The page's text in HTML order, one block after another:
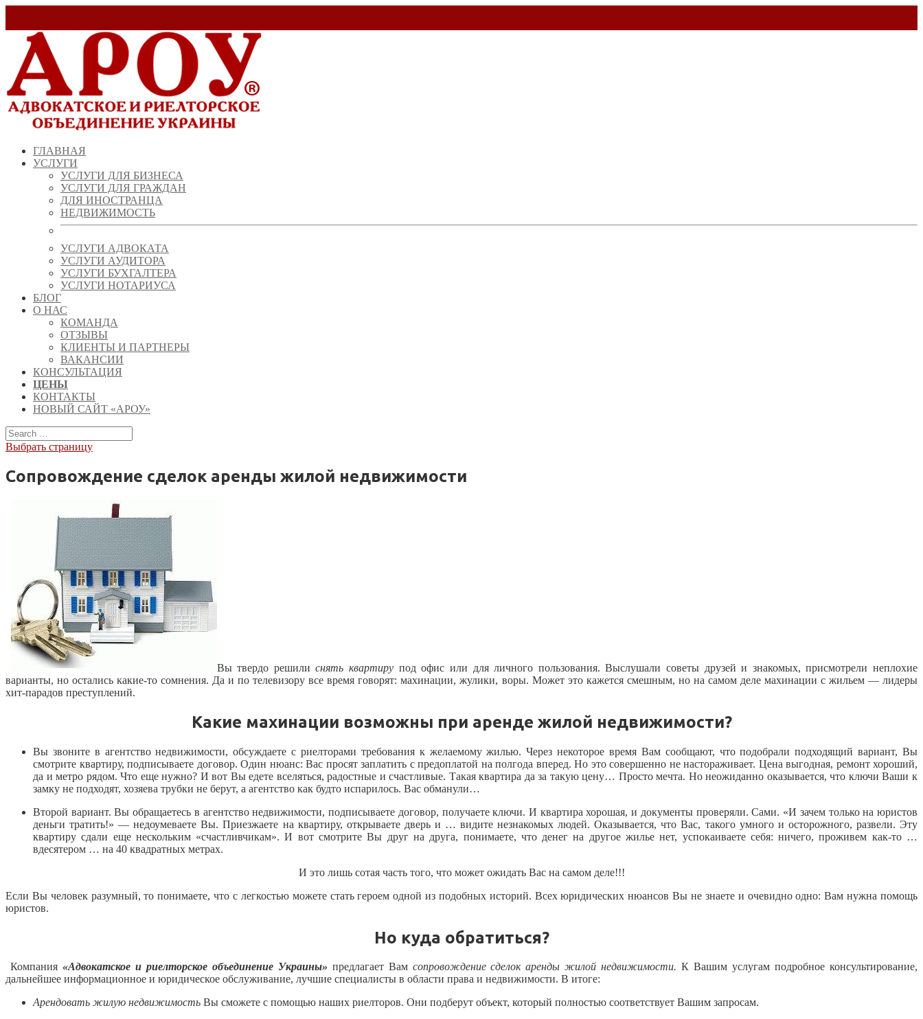
ГЛАВНАЯ
УСЛУГИ
УСЛУГИ ДЛЯ БИЗНЕСА
УСЛУГИ ДЛЯ ГРАЖДАН
ДЛЯ ИНОСТРАНЦА
НЕДВИЖИМОСТЬ
УСЛУГИ АДВОКАТА
УСЛУГИ АУДИТОРА
УСЛУГИ БУХГАЛТЕРА
УСЛУГИ НОТАРИУСА
БЛОГ
О НАС
КОМАНДА
ОТЗЫВЫ
КЛИЕНТЫ И ПАРТНЕРЫ
ВАКАНСИИ
КОНСУЛЬТАЦИЯ
ЦЕНЫ
КОНТАКТЫ
НОВЫЙ САЙТ «АРОУ»
Выбрать страницу
Сопровождение сделок аренды жилой недвижимости
Вы твердо решилиснять квартиру под офис или для личного пользования. Выслушали советы друзей и знакомых, присмотрели неплохие
варианты, но остались какие-то сомнения. Да и по телевизору все время говорят: махинации, жулики, воры. Может это кажется смешным, но на самом деле махинации с жильем — лидеры
хит-парадов преступлений.
Какие махинации возможны при аренде жилой недвижимости?
Вы звоните в агентство недвижимости, обсуждаете с риелторами требования к желаемому жилью. Через некоторое время Вам сообщают, что подобрали подходящий вариант, Вы
смотрите квартиру, подписываете договор. Один нюанс: Вас просят заплатить с предоплатой на полгода вперед. Но это совершенно не настораживает. Цена выгодная, ремонт хороший,
да и метро рядом. Что еще нужно? И вот Вы едете вселяться, радостные и счастливые. Такая квартира да за такую цену… Просто мечта. Но неожиданно оказывается, что ключи Ваши к
замку не подходят, хозяева трубки не берут, а агентство как будто испарилось. Вас обманули…
Второй вариант. Вы обращаетесь в агентство недвижимости, подписываете договор, получаете ключи. И квартира хорошая, и документы проверяли. Сами. «И зачем только на юристов
деньги тратить!» — недоумеваете Вы. Приезжаете на квартиру, открываете дверь и … видите незнакомых людей. Оказывается, что Вас, такого умного и осторожного, развели. Эту
квартиру сдали еще нескольким «счастливчикам». И вот смотрите Вы друг на друга, понимаете, что денег на другое жилье нет, успокаиваете себя: ничего, проживем как-то …
вдесятером … на 40 квадратных метрах.
И это лишь сотая часть того, что может ожидать Вас на самом деле!!!
Если Вы человек разумный, то понимаете, что с легкостью можете стать героем одной из подобных историй. Всех юридических нюансов Вы не знаете и очевидно одно: Вам нужна помощь
юристов.
Но куда обратиться?
Компания «Адвокатское и риелторское объединение Украины» предлагает Вам сопровождение сделок аренды жилой недвижимости. К Вашим услугам подробное консультирование,
дальнейшее информационное и юридическое обслуживание, лучшие специалисты в области права и недвижимости. В итоге:
Арендовать жилую недвижимость Вы сможете с помощью наших риелторов. Они подберут объект, который полностью соответствует Вашим запросам.